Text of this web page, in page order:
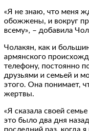
«Я не знаю, что меня
обожжены, и вокруг
всему», – добавила
Чолакян, как и
армянского
телефону, постоянно
друзьями и семьей и
этого. Она понимает,
жертвы.
«Я сказала своей
это было два дня
последний раз, когда